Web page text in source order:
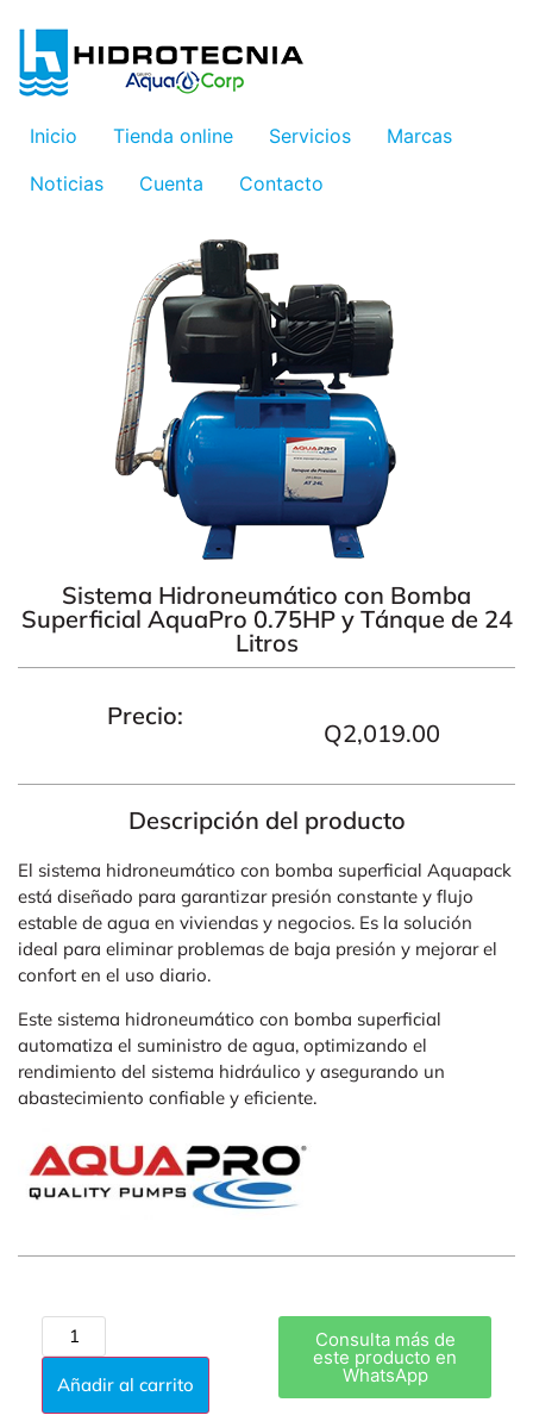
Inicio Tienda online Servicios
Marcas
Noticias
Cuenta Contacto
Sistema Hidroneumático con Bomba
Superficial AquaPro 0.75HP y Tánque de 24
Litros
Precio:
Q2,019.00
Descripción del producto
El sistema hidroneumático con bomba superficial Aquapack
está diseñado para garantizar presión constante y flujo
estable de agua en viviendas y negocios. Es la solución
ideal para eliminar problemas de baja presión y mejorar el
confort en el uso diario.
Este sistema hidroneumático con bomba superficial
automatiza el suministro de agua, optimizando el
rendimiento del sistema hidráulico y asegurando un
abastecimiento confiable y eficiente.
Añadir al carrito
Consulta más de
este producto en
WhatsApp